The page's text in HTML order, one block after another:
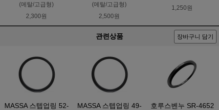
(메탈/고급형)
2,300원
(메탈/고급형)
2,500원
1,250원
관련상품 장바구니 담기
MASSA 스텝업링 52-
MASSA 스텝업링 49-
호루스벤누 SR-4652